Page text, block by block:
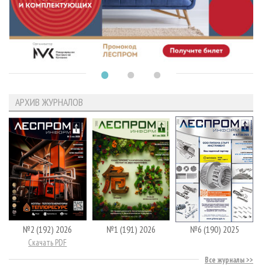
АРХИВ ЖУРНАЛОВ
№2 (192) 2026
Скачать PDF
№1 (191) 2026 №6 (190) 2025
Все журналы